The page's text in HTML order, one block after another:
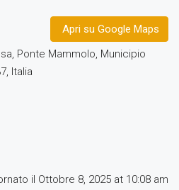
Apri su Google Maps
Ponte Mammolo, Municipio
Italia
il Ottobre 8, 2025 at 10:08 am